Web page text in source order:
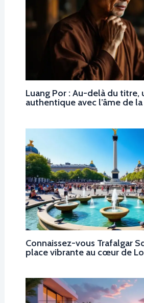
Luang Por : Au-delà du titre,
authentique avec l’âme de
Connaissez-vous Trafalgar
place vibrante au cœur de